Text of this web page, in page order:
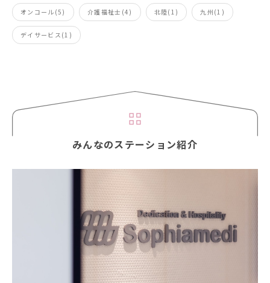
オンコール(5) 介護福祉士(4) 北陸(1) 九州(1)
デイサービス(1)
みんなのステーション紹介